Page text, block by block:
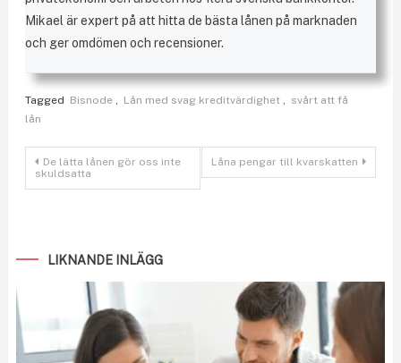
Mikael är expert på att hitta de bästa lånen på marknaden
och ger omdömen och recensioner.
Tagged Bisnode , Lån med svag kreditvärdighet , svårt att få
lån
Inläggsnavigering
De lätta lånen gör oss inte
skuldsatta
Låna pengar till kvarskatten
LIKNANDE INLÄGG